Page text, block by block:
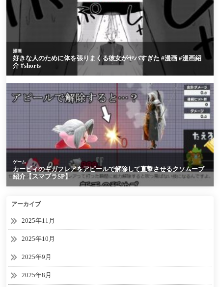
アーカイブ
2025年11月
2025年10月
2025年9月
2025年8月